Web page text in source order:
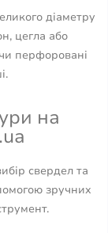
діаметру
цегла або
перфоровані
на
свердел та
зручних